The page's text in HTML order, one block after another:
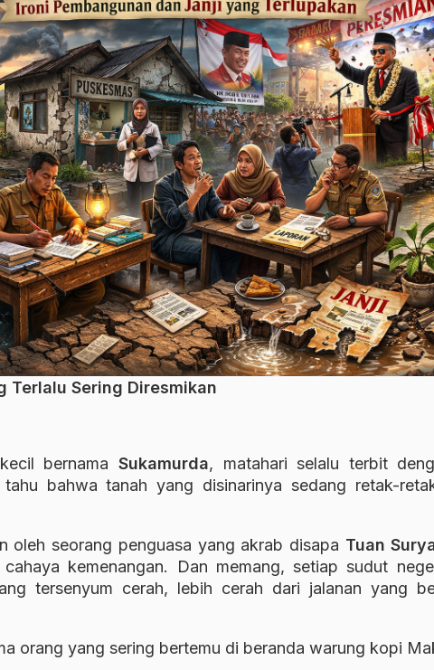
Terlalu Sering Diresmikan
bernama Sukamurda, matahari selalu terbit
bahwa tanah yang disinarinya sedang retak-
oleh seorang penguasa yang akrab disapa Tuan
kemenangan. Dan memang, setiap sudut
tersenyum cerah, lebih cerah dari jalanan yang
orang yang sering bertemu di beranda warung kopi